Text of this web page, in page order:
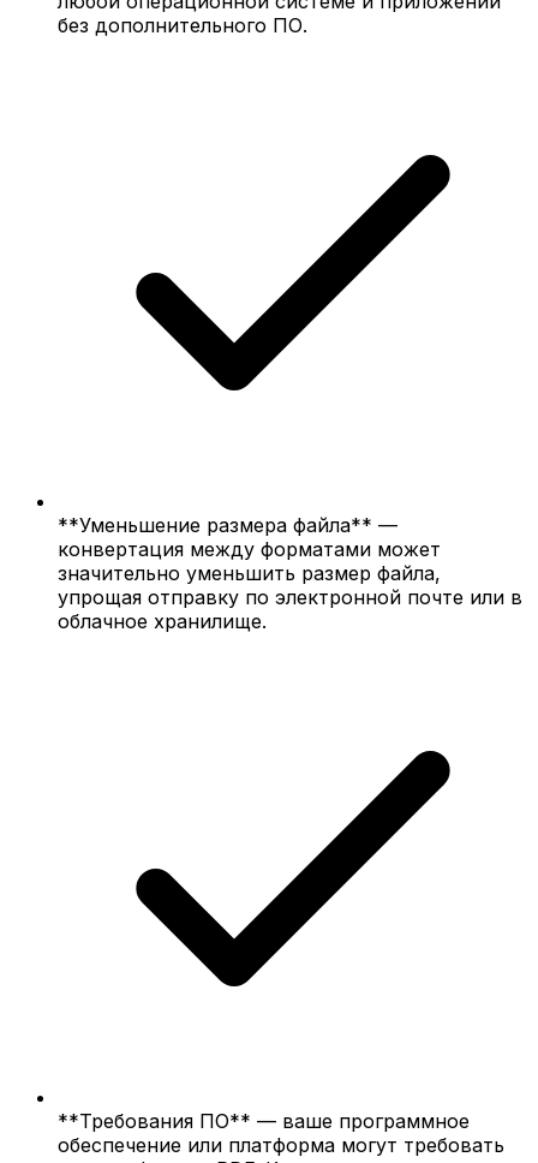
без дополнительного ПО.
**Уменьшение размера файла** —
конвертация между форматами может
значительно уменьшить размер файла,
упрощая отправку по электронной почте или в
облачное хранилище.
**Требования ПО** — ваше программное
обеспечение или платформа могут требовать